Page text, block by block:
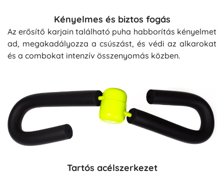
Kényelmes és biztos fogás
Az erősítő karjain található puha habborítás kényelmet
ad, megakadályozza a csúszást, és védi az alkarokat
és a combokat intenzív összenyomás közben.
Tartós acélszerkezet